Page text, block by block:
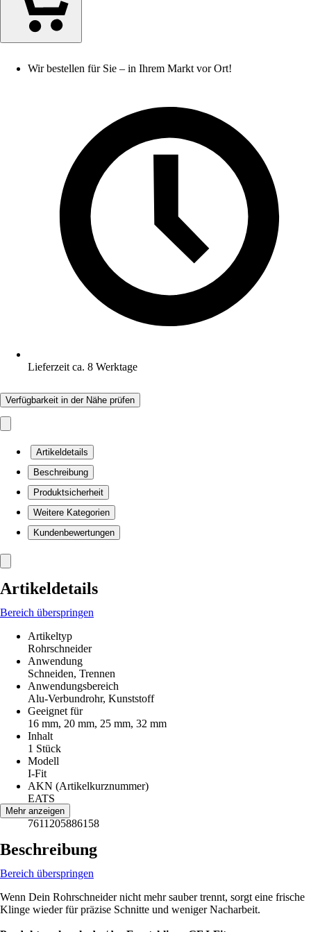
Wir bestellen für Sie – in Ihrem Markt vor Ort!
Lieferzeit ca. 8 Werktage
Verfügbarkeit in der Nähe prüfen
Artikeldetails
Beschreibung
Produktsicherheit
Weitere Kategorien
Kundenbewertungen
Artikeldetails
Bereich überspringen
Artikeltyp
Rohrschneider
Anwendung
Schneiden, Trennen
Anwendungsbereich
Alu-Verbundrohr, Kunststoff
Geeignet für
16 mm, 20 mm, 25 mm, 32 mm
Inhalt
1 Stück
Modell
I-Fit
AKN (Artikelkurznummer)
EATS
EAN
7611205886158
Mehr anzeigen
Beschreibung
Bereich überspringen
Wenn Dein Rohrschneider nicht mehr sauber trennt, sorgt eine frische
Klinge wieder für präzise Schnitte und weniger Nacharbeit.